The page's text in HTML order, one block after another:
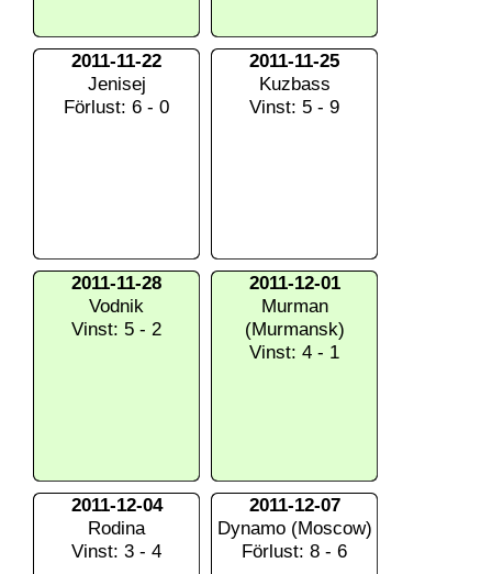
2011-11-22
Jenisej
Förlust: 6 - 0
2011-11-25
Kuzbass
Vinst: 5 - 9
2011-11-28
Vodnik
Vinst: 5 - 2
2011-12-01
Murman
(Murmansk)
Vinst: 4 - 1
2011-12-04
Rodina
Vinst: 3 - 4
2011-12-07
Dynamo (Moscow)
Förlust: 8 - 6